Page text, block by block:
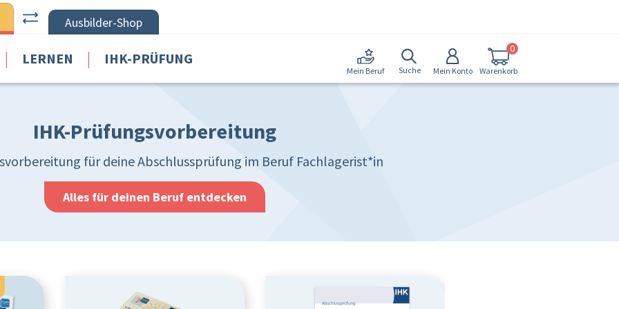
Ausbilder-Shop
| LERNEN | IHK-PRÜFUNG
Mein Beruf Suche Mein Konto Warenkorb
0
IHK-Prüfungsvorbereitung
für deine Abschlussprüfung im Beruf Fachlagerist*in
Alles für deinen Beruf entdecken